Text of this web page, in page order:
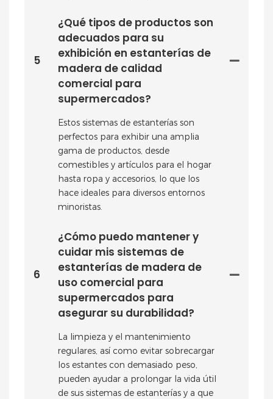
5
¿Qué tipos de productos son
adecuados para su
exhibición en estanterías de
madera de calidad
comercial para
supermercados?
Estos sistemas de estanterías son
perfectos para exhibir una amplia
gama de productos, desde
comestibles y artículos para el hogar
hasta ropa y accesorios, lo que los
hace ideales para diversos entornos
minoristas.
6
¿Cómo puedo mantener y
cuidar mis sistemas de
estanterías de madera de
uso comercial para
supermercados para
asegurar su durabilidad?
La limpieza y el mantenimiento
regulares, así como evitar sobrecargar
los estantes con demasiado peso,
pueden ayudar a prolongar la vida útil
de sus sistemas de estanterías y a que